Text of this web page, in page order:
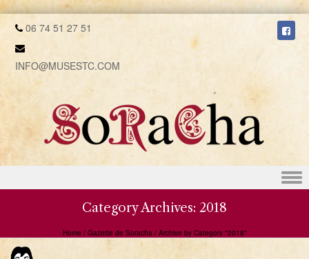
06 74 51 27 51
INFO@MUSESTC.COM
Category Archives: 2018
Home /Gazette de Soracha /Archive by Category "2018"